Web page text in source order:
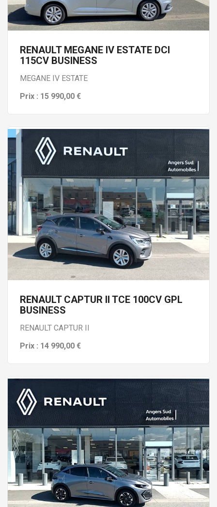
RENAULT MEGANE IV ESTATE DCI
115CV BUSINESS
MEGANE IV ESTATE
Prix : 15 990,00 €
RENAULT CAPTUR II TCE 100CV GPL
BUSINESS
RENAULT CAPTUR II
Prix : 14 990,00 €